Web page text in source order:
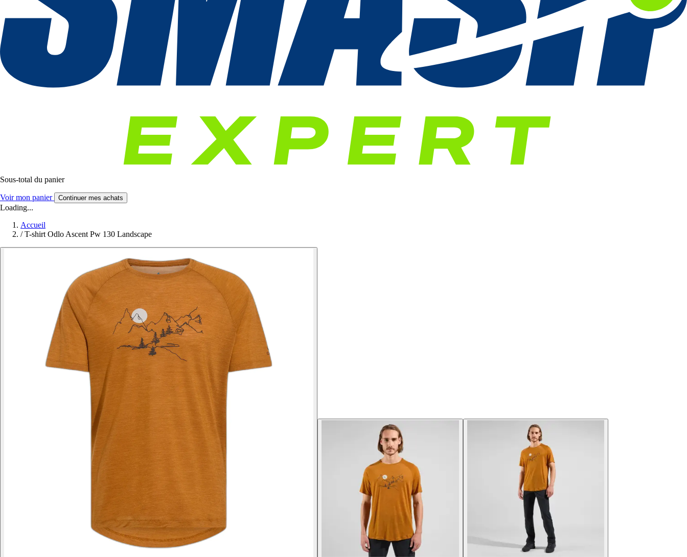
Sous-total du panier
Voir mon panier Continuer mes achats
Loading...
Accueil
/ T-shirt Odlo Ascent Pw 130 Landscape